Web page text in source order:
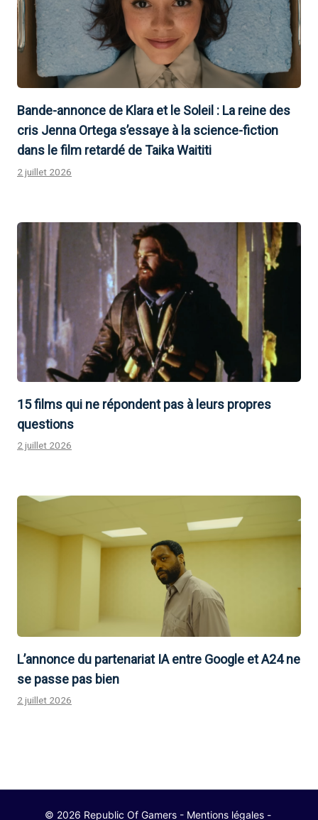
Bande-annonce de Klara et le Soleil : La reine des
cris Jenna Ortega s’essaye à la science-fiction
dans le film retardé de Taika Waititi
2 juillet 2026
15 films qui ne répondent pas à leurs propres
questions
2 juillet 2026
L’annonce du partenariat IA entre Google et A24 ne
se passe pas bien
2 juillet 2026
© 2026 Republic Of Gamers - Mentions légales-